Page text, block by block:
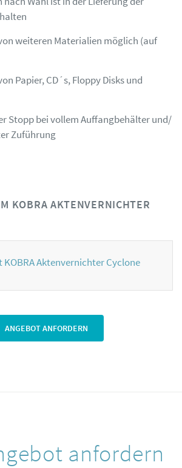
weiteren Materialien möglich (auf
Papier, CD´s, Floppy Disks und
Stopp bei vollem Auffangbehälter und/
Zuführung
KOBRA AKTENVERNICHTER
Aktenvernichter Cyclone
ANGEBOT ANFORDERN
anfordern